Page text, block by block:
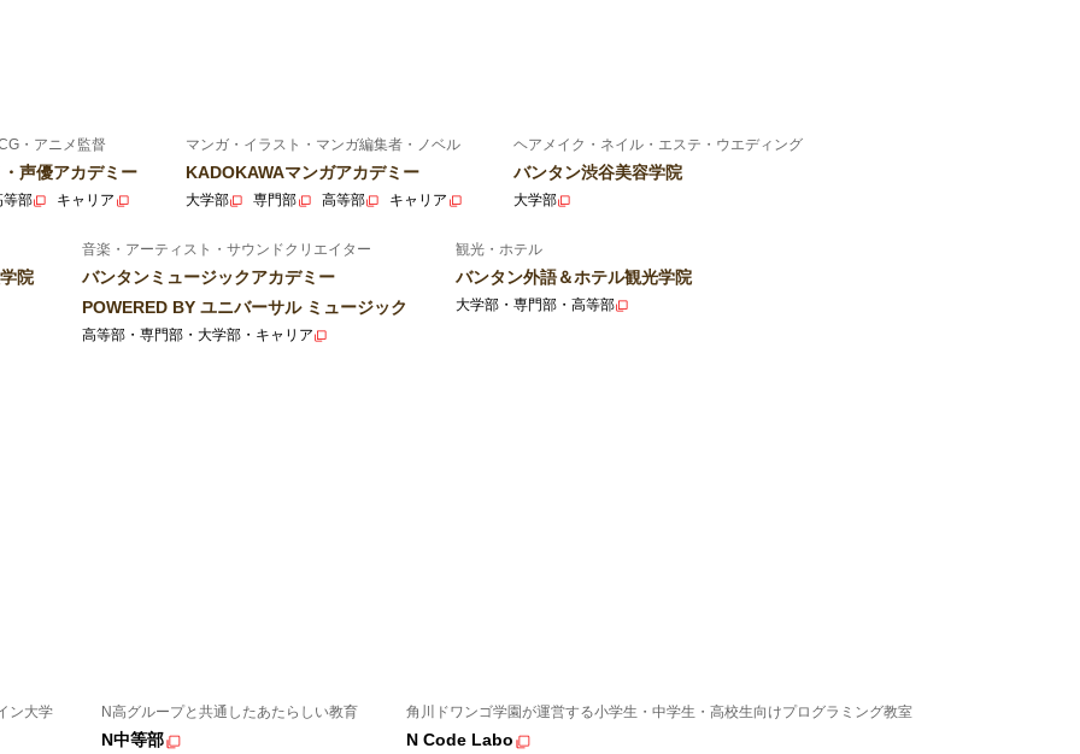
・アニメ監督
声優アカデミー
等部 キャリア
マンガ・イラスト・マンガ編集者・ノベル
KADOKAWAマンガアカデミー
大学部 専門部 高等部 キャリア
ヘアメイク・ネイル・エステ・ウエディング
バンタン渋谷美容学院
大学部
院
音楽・アーティスト・サウンドクリエイター
バンタンミュージックアカデミー
POWERED BY ユニバーサル ミュージック
高等部・専門部・大学部・キャリア
観光・ホテル
バンタン外語＆ホテル観光学院
大学部・専門部・高等部
ン大学 N高グループと共通したあたらしい教育
N中等部
角川ドワンゴ学園が運営する小学生・中学生・高校生向けプログラミング教室
N Code Labo